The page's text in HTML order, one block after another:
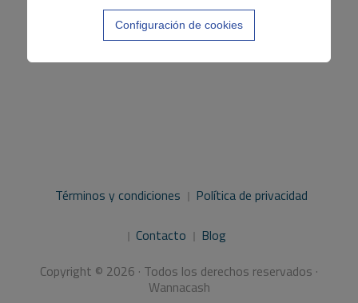
Configuración de cookies
Términos y condiciones Política de privacidad
Contacto
Blog
Copyright © 2026 · Todos los derechos reservados ·
Wannacash